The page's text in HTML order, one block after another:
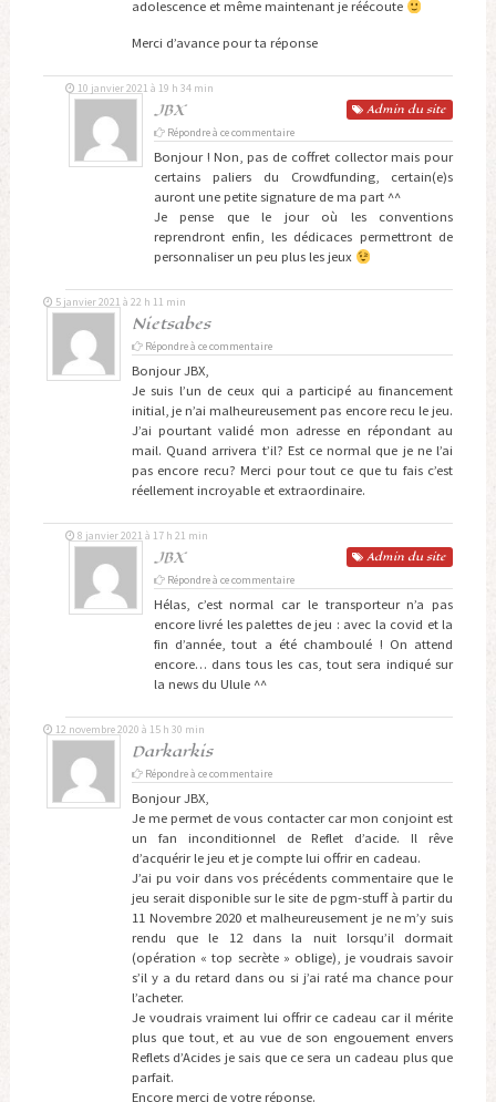
adolescence et même maintenant je réécoute
Merci d’avance pour ta réponse
JBX Admin du site
10 janvier 2021 à 19 h 34 min
Répondre à ce commentaire
Bonjour ! Non, pas de coffret collector mais pour
certains paliers du Crowdfunding, certain(e)s
auront une petite signature de ma part ^^
Je pense que le jour où les conventions
reprendront enfin, les dédicaces permettront de
personnaliser un peu plus les jeux
Nietsabes
5 janvier 2021 à 22 h 11 min
Répondre à ce commentaire
Bonjour JBX,
Je suis l’un de ceux qui a participé au financement
initial, je n’ai malheureusement pas encore recu le jeu.
J’ai pourtant validé mon adresse en répondant au
mail. Quand arrivera t’il? Est ce normal que je ne l’ai
pas encore recu? Merci pour tout ce que tu fais c’est
réellement incroyable et extraordinaire.
JBX Admin du site
8 janvier 2021 à 17 h 21 min
Répondre à ce commentaire
Hélas, c’est normal car le transporteur n’a pas
encore livré les palettes de jeu : avec la covid et la
fin d’année, tout a été chamboulé ! On attend
encore… dans tous les cas, tout sera indiqué sur
la news du Ulule ^^
Darkarkis
12 novembre 2020 à 15 h 30 min
Répondre à ce commentaire
Bonjour JBX,
Je me permet de vous contacter car mon conjoint est
un fan inconditionnel de Reflet d’acide. Il rêve
d’acquérir le jeu et je compte lui offrir en cadeau.
J’ai pu voir dans vos précédents commentaire que le
jeu serait disponible sur le site de pgm-stuff à partir du
11 Novembre 2020 et malheureusement je ne m’y suis
rendu que le 12 dans la nuit lorsqu’il dormait
(opération « top secrète » oblige), je voudrais savoir
s’il y a du retard dans ou si j’ai raté ma chance pour
l’acheter.
Je voudrais vraiment lui offrir ce cadeau car il mérite
plus que tout, et au vue de son engouement envers
Reflets d’Acides je sais que ce sera un cadeau plus que
parfait.
Encore merci de votre réponse.